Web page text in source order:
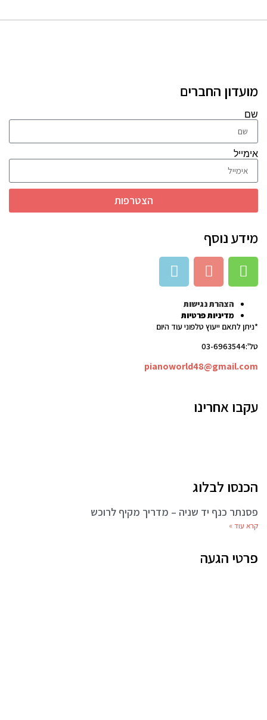
מועדון החברים
שם
אימייל
הצטרפות
מידע נוסף
הצהרת נגישות
מדיניות פרטיות
*ניתן לתאם ייעוץ טלפוני עוד היום
טל':03-6963544
pianoworld48@gmail.com
עקבו אחרינו
הכנסו לבלוג
פסנתר כנף יד שניה – מדריך מקיף לרוכש
קרא עוד »
פרטי הגעה